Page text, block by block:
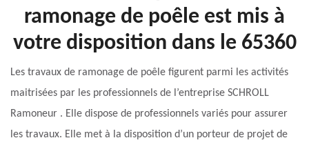
ramonage de poêle est mis à
votre disposition dans le 65360
Les travaux de ramonage de poêle figurent parmi les activités
maitrisées par les professionnels de l’entreprise SCHROLL
Ramoneur . Elle dispose de professionnels variés pour assurer
les travaux. Elle met à la disposition d’un porteur de projet de